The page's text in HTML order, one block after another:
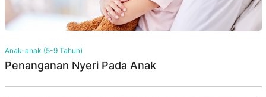
Anak-anak (5-9 Tahun)
Penanganan Nyeri Pada Anak